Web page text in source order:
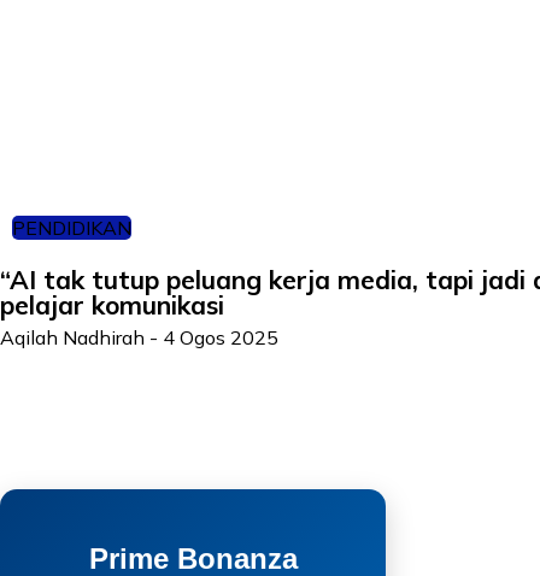
PENDIDIKAN
“AI tak tutup peluang kerja media, tapi jadi
pelajar komunikasi
Aqilah Nadhirah - 4 Ogos 2025
Prime Bonanza